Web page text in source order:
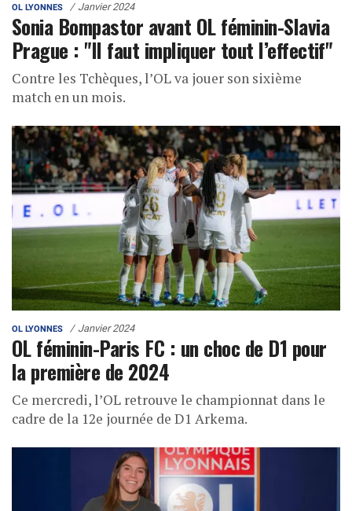
OL LYONNES Janvier 2024
Sonia Bompastor avant OL féminin-Slavia
Prague : "Il faut impliquer tout l’effectif"
Contre les Tchèques, l’OL va jouer son sixième
match en un mois.
OL LYONNES Janvier 2024
OL féminin-Paris FC : un choc de D1 pour
la première de 2024
Ce mercredi, l’OL retrouve le championnat dans le
cadre de la 12e journée de D1 Arkema.